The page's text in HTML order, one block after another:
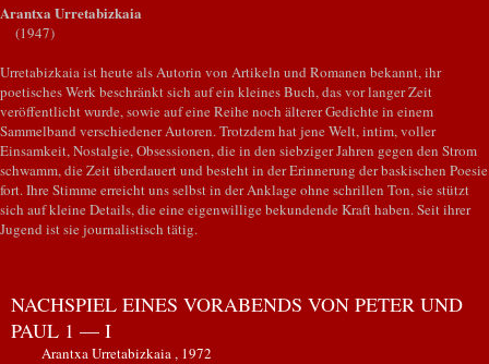
Arantxa Urretabizkaia
(1947)
Urretabizkaia ist heute als Autorin von Artikeln und Romanen bekannt, ihr
poetisches Werk beschränkt sich auf ein kleines Buch, das vor langer Zeit
veröffentlicht wurde, sowie auf eine Reihe noch älterer Gedichte in einem
Sammelband verschiedener Autoren. Trotzdem hat jene Welt, intim, voller
Einsamkeit, Nostalgie, Obsessionen, die in den siebziger Jahren gegen den Strom
schwamm, die Zeit überdauert und besteht in der Erinnerung der baskischen Poesie
fort. Ihre Stimme erreicht uns selbst in der Anklage ohne schrillen Ton, sie stützt
sich auf kleine Details, die eine eigenwillige bekundende Kraft haben. Seit ihrer
Jugend ist sie journalistisch tätig.
NACHSPIEL EINES VORABENDS VON PETER UND
PAUL 1 — I
Arantxa Urretabizkaia , 1972